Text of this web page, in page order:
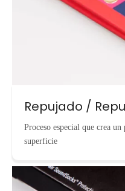
Repujado /
Proceso especial que crea
superficie